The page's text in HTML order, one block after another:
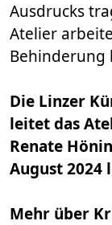
Ausdrucks
Atelier
Behinderung
Die Linzer
leitet das
Renate
August 2024
Mehr über